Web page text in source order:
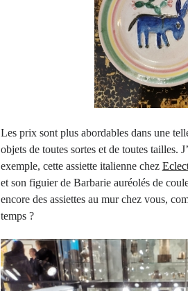
Les prix sont plus abordables dans une
objets de toutes sortes et de toutes tailles.
exemple, cette assiette italienne chez
et son figuier de Barbarie auréolés de
encore des assiettes au mur chez vous,
temps ?